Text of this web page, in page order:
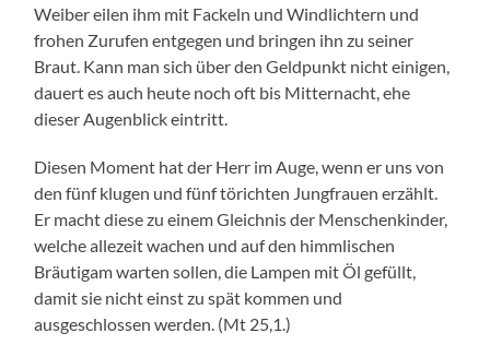
Weiber eilen ihm mit Fackeln und Windlichtern und
frohen Zurufen entgegen und bringen ihn zu seiner
Braut. Kann man sich über den Geldpunkt nicht einigen,
dauert es auch heute noch oft bis Mitternacht, ehe
dieser Augenblick eintritt.
Diesen Moment hat der Herr im Auge, wenn er uns von
den fünf klugen und fünf törichten Jungfrauen erzählt.
Er macht diese zu einem Gleichnis der Menschenkinder,
welche allezeit wachen und auf den himmlischen
Bräutigam warten sollen, die Lampen mit Öl gefüllt,
damit sie nicht einst zu spät kommen und
ausgeschlossen werden. (Mt 25,1.)